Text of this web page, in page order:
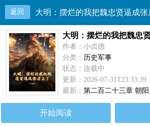
返回
大明：摆烂的我把魏忠
作者：小贞德
分类： 历史军事
状态：连载中
更新：2026-07-31T23:33:39
最新：第二百二十三章 朝阳
开始阅读